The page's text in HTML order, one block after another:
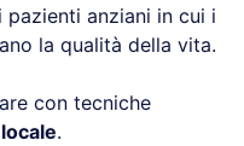
pazienti anziani in cui i
la qualità della vita.
con tecniche
.